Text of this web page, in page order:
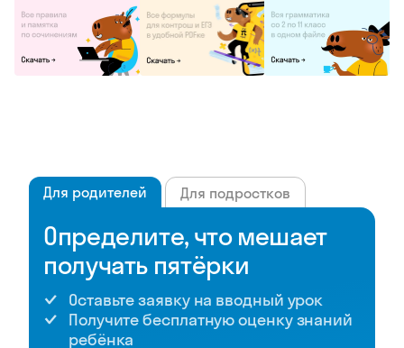
Для родителей Для подростков
Определите, что мешает
получать пятёрки
Оставьте заявку на вводный урок
Получите бесплатную оценку знаний
ребёнка